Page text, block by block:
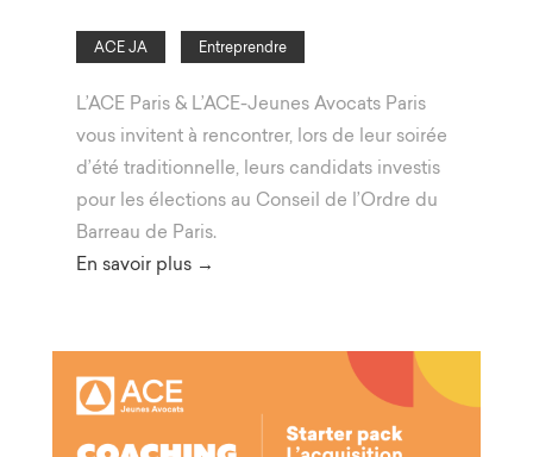
ACE JA Entreprendre
L’ACE Paris & L’ACE-Jeunes Avocats Paris
vous invitent à rencontrer, lors de leur soirée
d’été traditionnelle, leurs candidats investis
pour les élections au Conseil de l’Ordre du
Barreau de Paris.
En savoir plus →